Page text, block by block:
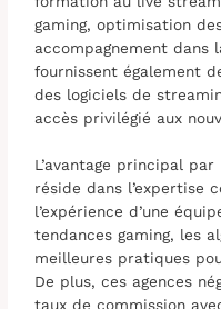
gaming, optimisation
accompagnement dans
fournissent également
des logiciels de
accès privilégié aux
L’avantage principal
réside dans l’expertise
l’expérience d’une
tendances gaming, les
meilleures pratiques
De plus, ces agences
taux de commission